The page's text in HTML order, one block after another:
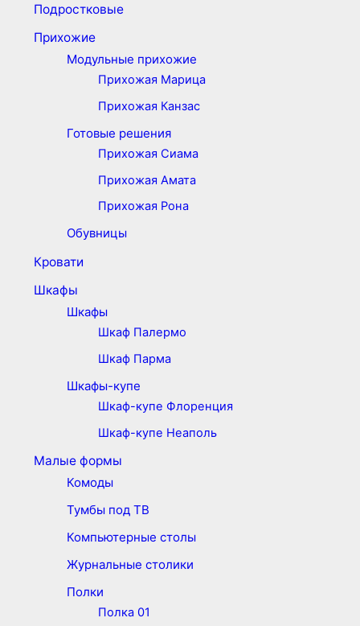
Подростковые
Прихожие
Модульные прихожие
Прихожая Марица
Прихожая Канзас
Готовые решения
Прихожая Сиама
Прихожая Амата
Прихожая Рона
Обувницы
Кровати
Шкафы
Шкафы
Шкаф Палермо
Шкаф Парма
Шкафы-купе
Шкаф-купе Флоренция
Шкаф-купе Неаполь
Малые формы
Комоды
Тумбы под ТВ
Компьютерные столы
Журнальные столики
Полки
Полка 01